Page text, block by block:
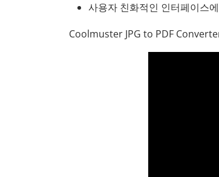
사용자 친화적인 인터페이스
Coolmuster JPG to PDF